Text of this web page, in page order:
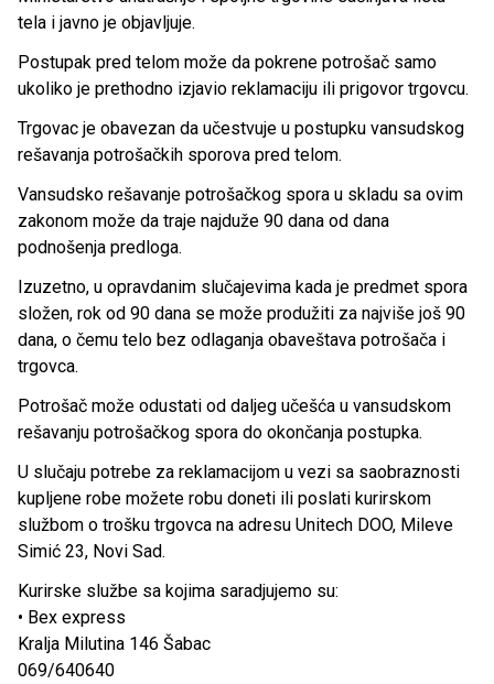
tela i javno je objavljuje.
Postupak pred telom može da pokrene potrošač samo
ukoliko je prethodno izjavio reklamaciju ili prigovor trgovcu.
Trgovac je obavezan da učestvuje u postupku vansudskog
rešavanja potrošačkih sporova pred telom.
Vansudsko rešavanje potrošačkog spora u skladu sa ovim
zakonom može da traje najduže 90 dana od dana
podnošenja predloga.
Izuzetno, u opravdanim slučajevima kada je predmet spora
složen, rok od 90 dana se može produžiti za najviše još 90
dana, o čemu telo bez odlaganja obaveštava potrošača i
trgovca.
Potrošač može odustati od daljeg učešća u vansudskom
rešavanju potrošačkog spora do okončanja postupka.
U slučaju potrebe za reklamacijom u vezi sa saobraznosti
kupljene robe možete robu doneti ili poslati kurirskom
službom o trošku trgovca na adresu Unitech DOO, Mileve
Simić 23, Novi Sad.
Kurirske službe sa kojima saradjujemo su:
• Bex express
Kralja Milutina 146 Šabac
069/640640